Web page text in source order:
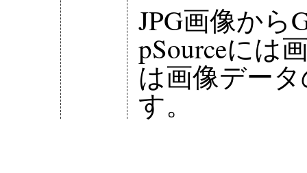
JPG画像から
pSourceには
は画像デー
す。